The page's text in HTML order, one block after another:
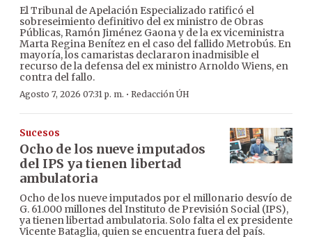
El Tribunal de Apelación Especializado ratificó el
sobreseimiento definitivo del ex ministro de Obras
Públicas, Ramón Jiménez Gaona y de la ex viceministra
Marta Regina Benítez en el caso del fallido Metrobús. En
mayoría, los camaristas declararon inadmisible el
recurso de la defensa del ex ministro Arnoldo Wiens, en
contra del fallo.
Agosto 7, 2026 07:31 p. m. · Redacción ÚH
Sucesos
Ocho de los nueve imputados
del IPS ya tienen libertad
ambulatoria
Ocho de los nueve imputados por el millonario desvío de
G. 61.000 millones del Instituto de Previsión Social (IPS),
ya tienen libertad ambulatoria. Solo falta el ex presidente
Vicente Bataglia, quien se encuentra fuera del país.